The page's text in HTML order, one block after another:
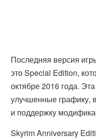
Последняя версия
это Special Edition,
октябре 2016 года.
улучшенные графику,
и поддержку
Skyrim Anniversary